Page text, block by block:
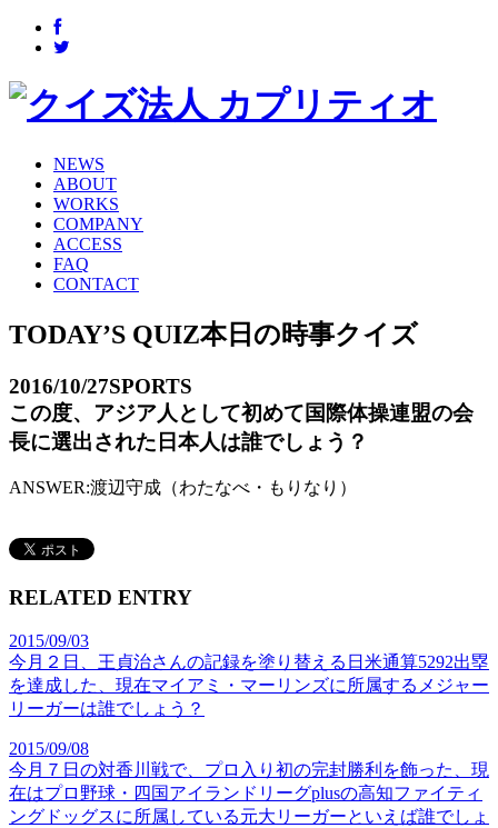
NEWS
ABOUT
WORKS
COMPANY
ACCESS
FAQ
CONTACT
TODAY’S QUIZ本日の時事クイズ
2016/10/27SPORTS
この度、アジア人として初めて国際体操連盟の会
長に選出された日本人は誰でしょう？
ANSWER:渡辺守成（わたなべ・もりなり）
RELATED ENTRY
2015/09/03
今月２日、王貞治さんの記録を塗り替える日米通算5292出塁
を達成した、現在マイアミ・マーリンズに所属するメジャー
リーガーは誰でしょう？
2015/09/08
今月７日の対香川戦で、プロ入り初の完封勝利を飾った、現
在はプロ野球・四国アイランドリーグplusの高知ファイティ
ングドッグスに所属している元大リーガーといえば誰でしょ